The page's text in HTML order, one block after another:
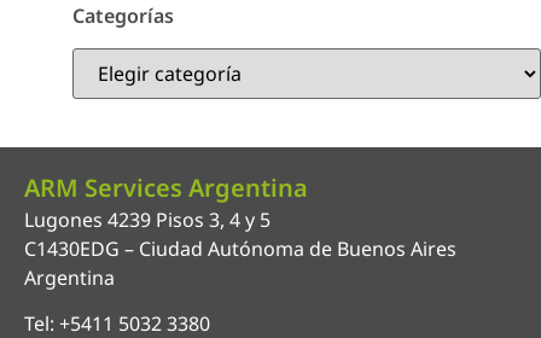
Categorías
ARM Services Argentina
Lugones 4239 Pisos 3, 4 y 5
C1430EDG – Ciudad Autónoma de Buenos Aires
Argentina
Tel: +5411 5032 3380